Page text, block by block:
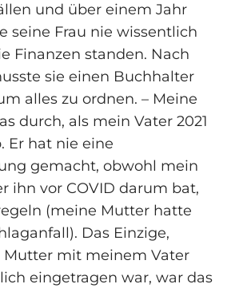
und über einem Jahr
seine Frau nie wissentlich
Finanzen standen. Nach
sie einen Buchhalter
alles zu ordnen. – Meine
durch, als mein Vater 2021
Er hat nie eine
gemacht, obwohl mein
ihn vor COVID darum bat,
(meine Mutter hatte
Das Einzige,
Mutter mit meinem Vater
eingetragen war, war das